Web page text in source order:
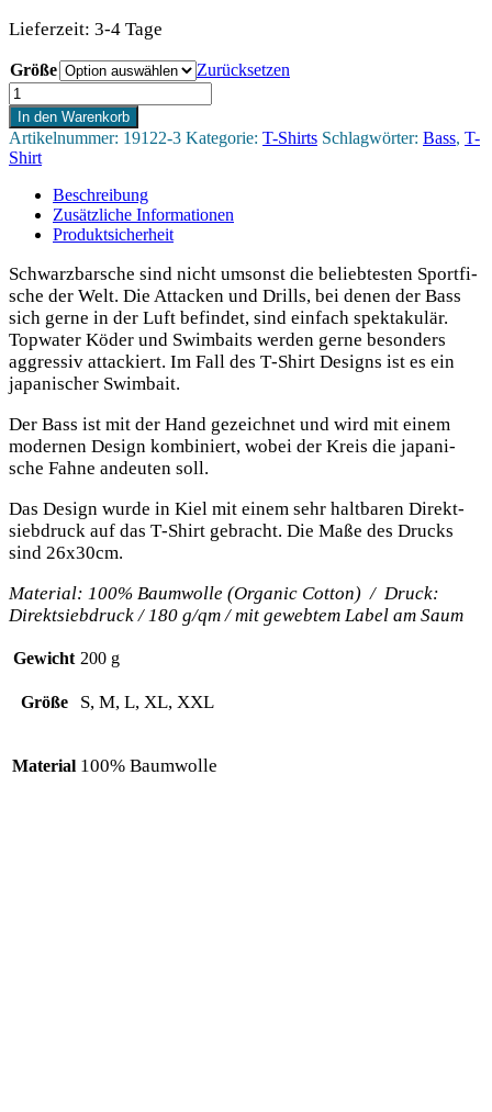
Lieferzeit: 3-4 Tage
Größe
Zurücksetzen
Bass
attack
Menge
In den Warenkorb
Artikelnummer: 19122-3 Kategorie: T-Shirts Schlagwörter: Bass, T-
Shirt
Beschreibung
Zusätzliche Informationen
Produktsicherheit
Schwarz­bar­sche sind nicht umsonst die belieb­tes­ten Sport­fi­
sche der Welt. Die Atta­cken und Drills, bei denen der Bass
sich ger­ne in der Luft befin­det, sind ein­fach spek­ta­ku­lär.
Top­wa­ter Köder und Swim­baits wer­den ger­ne beson­ders
aggres­siv atta­ckiert. Im Fall des T‑Shirt Designs ist es ein
japa­ni­scher Swimbait.
Der Bass ist mit der Hand gezeich­net und wird mit einem
moder­nen Design kom­bi­niert, wobei der Kreis die japa­ni­
sche Fah­ne andeu­ten soll.
Das Design wur­de in Kiel mit einem sehr halt­ba­ren Direkt­
sieb­druck auf das T‑Shirt gebracht. Die Maße des Drucks
sind 26x30cm.
Mate­ri­al: 100% Baum­wol­le (Orga­nic Cot­ton) / Druck:
Direkt­sieb­druck / 180 g/qm / mit geweb­tem Label am Saum
Gewicht 200 g
Größe S, M, L, XL, XXL
Material 100% Baumwolle